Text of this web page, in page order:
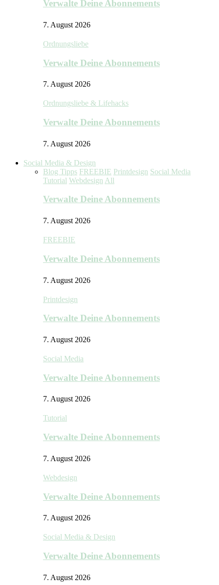
Verwalte Deine Abonnements
7. August 2026
Ordnungsliebe
Verwalte Deine Abonnements
7. August 2026
Ordnungsliebe & Lifehacks
Verwalte Deine Abonnements
7. August 2026
Social Media & Design
Blog Tipps FREEBIE Printdesign Social Media
Tutorial Webdesign All
Verwalte Deine Abonnements
7. August 2026
FREEBIE
Verwalte Deine Abonnements
7. August 2026
Printdesign
Verwalte Deine Abonnements
7. August 2026
Social Media
Verwalte Deine Abonnements
7. August 2026
Tutorial
Verwalte Deine Abonnements
7. August 2026
Webdesign
Verwalte Deine Abonnements
7. August 2026
Social Media & Design
Verwalte Deine Abonnements
7. August 2026